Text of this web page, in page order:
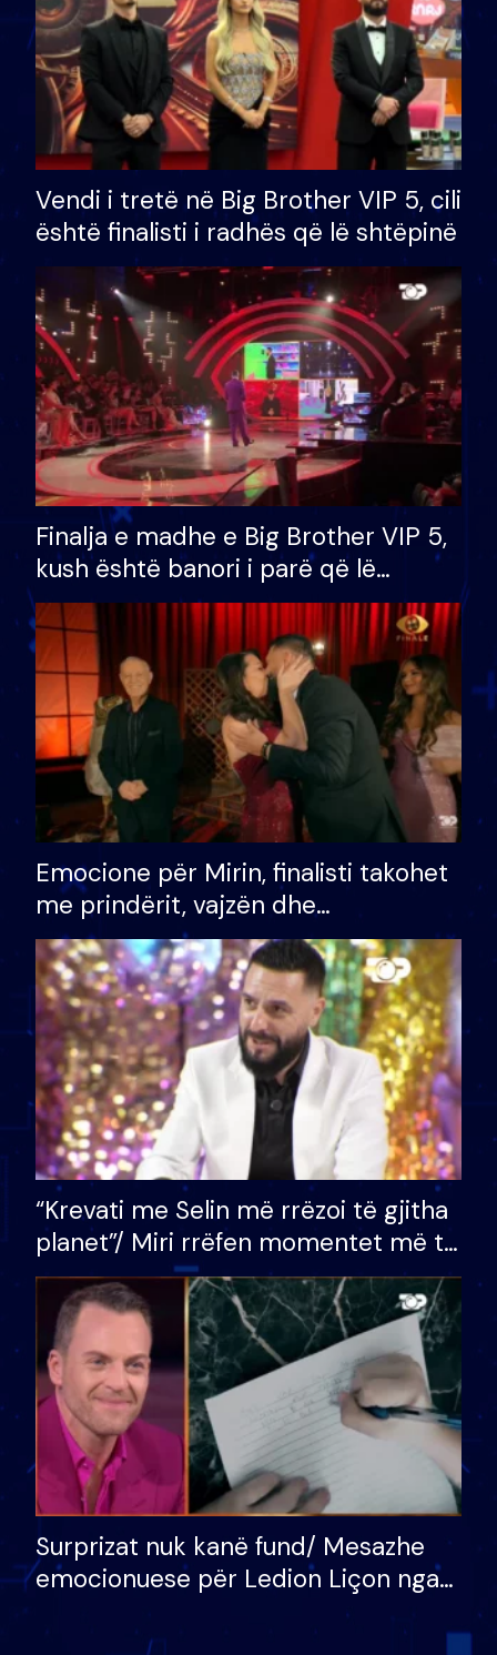
Vendi i tretë në Big Brother VIP 5, cili
është finalisti i radhës që lë shtëpinë
Finalja e madhe e Big Brother VIP 5,
kush është banori i parë që lë
shtëpinë dhe humb mundësinë për
të fituar çmimin e madh
Emocione për Mirin, finalisti takohet
me prindërit, vajzën dhe
bashkëshorten: S’kemi ndonjë letër
divorci apo jo?
“Krevati me Selin më rrëzoi të gjitha
planet”/ Miri rrëfen momentet më të
bukura në shtëpinë e BB VIP: Do më
mungojë zilja e mëngjesit kur…
Surprizat nuk kanë fund/ Mesazhe
emocionuese për Ledion Liçon nga
nëna dhe fëmijët e tij, moderatori
nuk i mban dot lotët: Nuk meritoj…